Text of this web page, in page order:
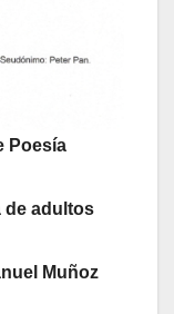
Poesía
de adultos
Muñoz